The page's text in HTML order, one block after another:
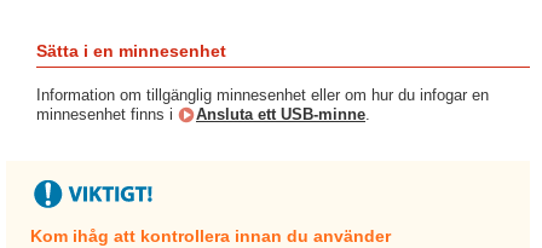
Sätta i en minnesenhet
Information om tillgänglig minnesenhet eller om hur du infogar en
minnesenhet finns i
Ansluta ett USB-minne
Kom ihåg att kontrollera innan du använder